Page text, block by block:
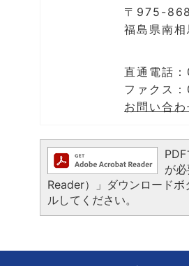
〒975-
福島県南
直通電話
ファクス
お問い合
が
Reader）」ダウンロード
ルしてください。